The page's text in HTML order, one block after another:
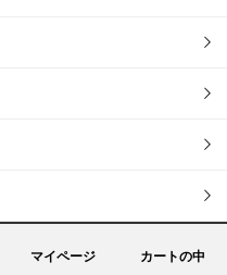
マイページ カートの中